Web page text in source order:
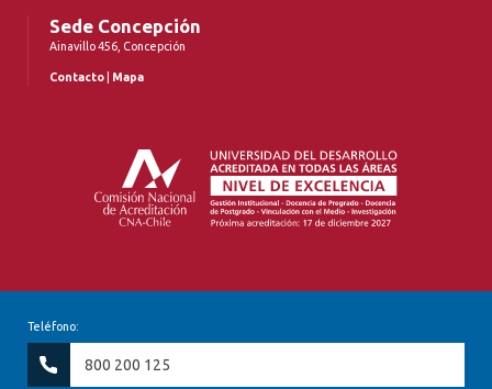
Sede Concepción
Ainavillo 456, Concepción
Contacto Mapa
Teléfono:
800 200 125